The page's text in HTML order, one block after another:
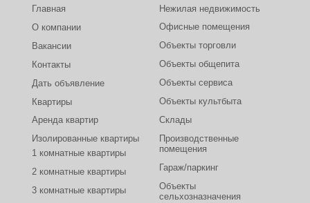
Главная
О компании
Вакансии
Контакты
Дать объявление
Квартиры
Аренда квартир
Изолированные квартиры
1 комнатные квартиры
2 комнатные квартиры
3 комнатные квартиры
Нежилая недвижимость
Офисные помещения
Объекты торговли
Объекты общепита
Объекты сервиса
Объекты культбыта
Склады
Производственные
помещения
Гараж/паркинг
Объекты
сельхозназначения